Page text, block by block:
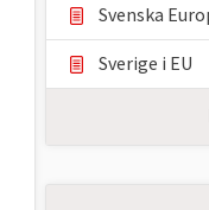
Svenska
Sverige i EU